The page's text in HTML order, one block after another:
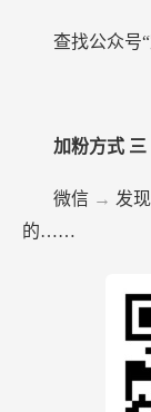
查找公众号
加粉方式 三
微信 → 发现
的……